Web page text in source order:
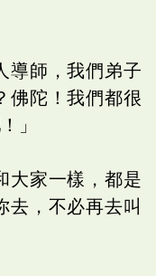
導師，我們弟子
佛陀！我們都很
」
大家一樣，都是
去，不必再去叫